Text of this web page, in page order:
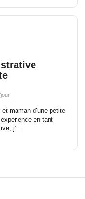
jour
maman d’une petite
en tant
j’...